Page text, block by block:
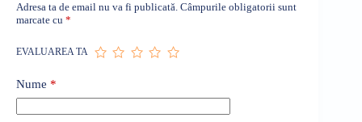
Adresa ta de email nu va fi publicată. Câmpurile obligatorii sunt
marcate cu *
EVALUAREA TA
Nume *